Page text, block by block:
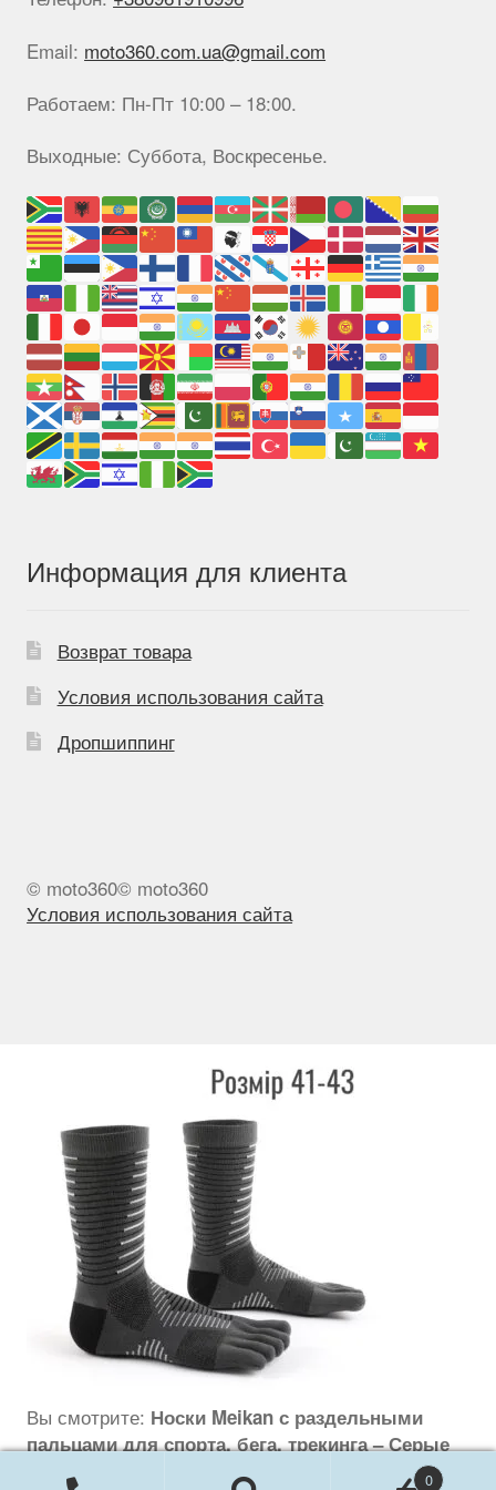
Email: moto360.com.ua@gmail.com
Работаем: Пн-Пт 10:00 – 18:00.
Выходные: Суббота, Воскресенье.
Информация для клиента
Возврат товара
Условия использования сайта
Дропшиппинг
© moto360© moto360
Условия использования сайта
0
Вы смотрите: Носки Meikan с раздельными
пальцами для спорта, бега, трекинга – Серые
грн.